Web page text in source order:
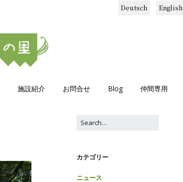
Deutsch English
施設紹介 お問合せ Blog 仲間専用
カテゴリー
ニュース